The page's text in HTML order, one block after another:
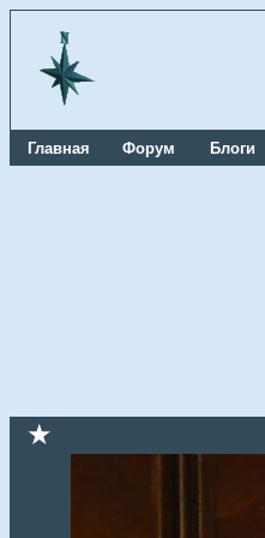
Главная Форум Блоги
★